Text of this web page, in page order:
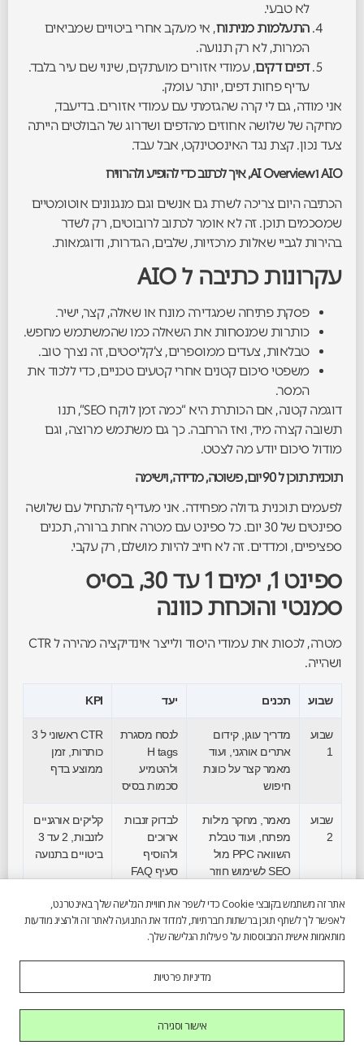
לא טבעי.
התעלמות מניתוח, אי מעקב אחרי ביטויים שמביאים
המרות, לא רק תנועה.
דפים דקים, עמודי אזורים מועתקים, שינוי שם עיר בלבד.
עדיף פחות דפים, יותר עומק.
אני מודה, גם לי קרה שהגזמתי עם עמודי אזורים. בדיעבד,
מחיקה של שלושה אחוזים מהדפים ושדרוג של הבולטים הייתה
צעד נכון. קצת נגד האינסטינקט, אבל עבד.
AIO ו AI Overview, איך לכתוב כדי להופיע ולהרוויח
הכתיבה היום צריכה לשרת גם אנשים וגם מנגנונים אוטומטיים
שמסכמים תוכן. זה לא אומר לכתוב לרובוטים, רק לשדר
בהירות לגביי שאלות מרכזיות, שלבים, הגדרות, ודוגמאות.
עקרונות כתיבה ל AIO
פסקת פתיחה שמגדירה מונח או שאלה, קצר, ישיר.
כותרות שמנסחות את השאלה כמו שהמשתמש מחפש.
טבלאות, צעדים ממוספרים, צ’קליסטים, זה נצרך טוב.
משפטי סיכום קטנים אחרי קטעים טכניים, כדי ללכוד את
המסר.
דוגמה קטנה, אם הכותרת היא “כמה זמן לוקח SEO”, תנו
תשובה קצרה מיד, ואז הרחבה. כך גם משתמש מרוצה, וגם
מודול סיכום יודע מה לצטט.
תוכנית תוכן ל 90 יום, פשוטה, מדידה, וישימה
לפעמים תוכנית גדולה מפחידה. אני מעדיף להתחיל עם שלושה
ספינטים של 30 יום. כל ספינט עם מטרה אחת ברורה, תכנים
ספציפיים, ומדדים. זה לא חייב להיות מושלם, רק עקבי.
ספינט 1, ימים 1 עד 30, בסיס
סמנטי והוכחת כוונה
מטרה, לכסות את עמודי היסוד ולייצר אינדיקציה מהירה ל CTR
ושהייה.
שבוע תכנים יעד KPI
שבוע
1
מדריך עוגן, קידום
אתרים אורגני, ועוד
מאמר קצר על כוונת
חיפוש
לנסח מסגרת
H tags
ולהטמיע
סכמות בסיס
CTR ראשוני ל 3
כותרות, זמן
ממוצע בדף
שבוע
2
מאמר, מחקר מילות
מפתח, ועוד טבלת
השוואה PPC מול
SEO לשימוש חוזר
לבדוק זנבות
ארוכים
ולהוסיף
סעיף FAQ
קליקים אורגניים
לזנבות, 2 עד 3
ביטויים בתנועה
שבוע
3
פוסט, אופטימיזציה
טכנית, עם צ'קליסט
לשפר
מהירות בנייד
קישורים
פנימיים
LCP בנייד
4
מאמר, Local SEO,
ועוד Case קטן
הטמעת
GBP, עמוד
חשיפות
אתר זה משתמש בקובצי Cookie כדי לשפר את חוויית הגלישה שלך באינטרנט,
לאפשר לך לשתף תוכן ברשתות חברתיות, למדוד את התנועה לאתר זה ולהציג מודעות
מותאמות אישית המבוססות על פעילות הגלישה שלך.
מדיניות פרטיות
אישור וסגירה